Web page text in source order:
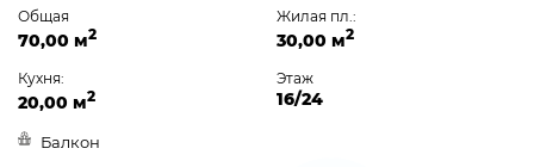
Общая
70,00 м2
Жилая пл.:
30,00 м2
Кухня:
20,00 м2
Этаж
16/24
Балкон